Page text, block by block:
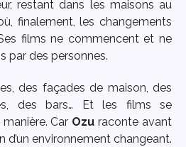
restant dans les maisons au
finalement, les changements
films ne commencent et ne
par des personnes.
des façades de maison, des
des bars… Et les films se
Car Ozu raconte avant
d’un environnement changeant.